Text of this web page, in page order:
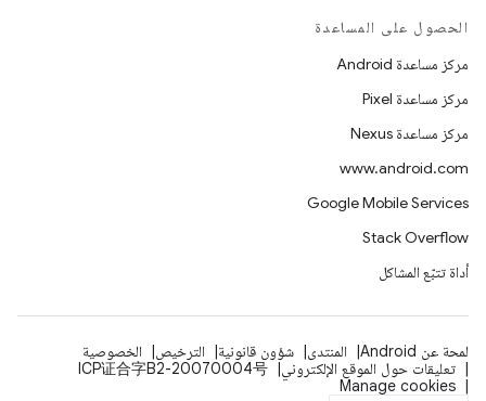
الحصول على المساعدة
مركز مساعدة Android
مركز مساعدة Pixel
مركز مساعدة Nexus
www.android.com
Google Mobile Services
Stack Overflow
أداة تتبّع المشاكل
لمحة عن Android المنتدى شؤون قانونية الترخيص
الخصوصية
تعليقات حول الموقع الإلكتروني
ICP证合字B2-20070004号
Manage cookies